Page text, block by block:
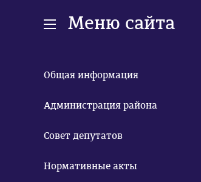
Меню сайта
Общая информация
Администрация района
Совет депутатов
Нормативные акты